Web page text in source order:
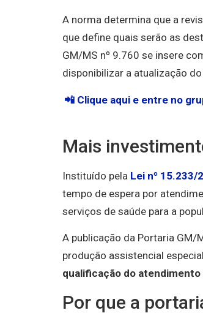
A norma determina que a
que define quais serão as
GM/MS nº 9.760 se insere
disponibilizar a atualização
📲 Clique aqui e entre no
Mais
Instituído pela Lei nº 15.233/
tempo de espera por
serviços de saúde para a
A publicação da Portaria
produção assistencial
qualificação do
Por que a